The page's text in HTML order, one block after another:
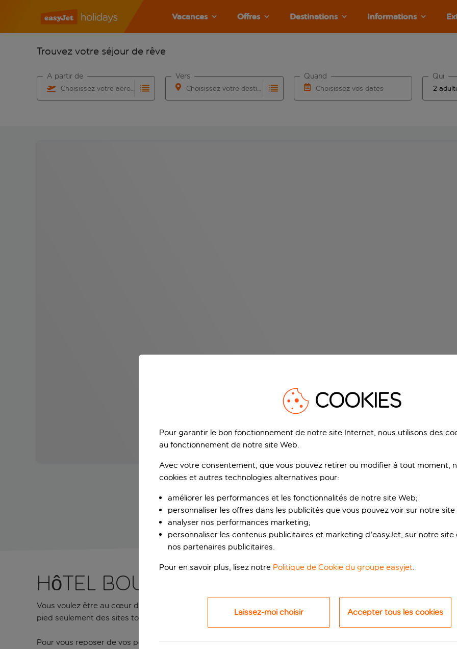
Vacances Offres Destinations Informations
Trouvez votre séjour de rêve
Choisissez votre aéroport
À partir de
Choisissez votre destination
Vers
Choisissez vos dates
Quand Qui
Hôtel boutique au cœur de Bruxelles
Vous voulez être au cœur de l’action ? Cet hôtel boutique est fait pour vous. Niché au centre de Bruxelles, il est
pied seulement des sites touristiques les plus emblématiques : la Grand-Place protégée par L’UNESCO et l’unique
Pour vous reposer de vos pérégrinations, les chambres confortables de l’hôtel invitent à la détente. Modernes
COOKIES
Pour garantir le bon fonctionnement de notre site Internet, nous utilisons des
au fonctionnement de notre site Web.
Avec votre consentement, que vous pouvez retirer ou modifier à tout moment,
cookies et autres technologies alternatives pour:
améliorer les performances et les fonctionnalités de notre site Web;
personnaliser les offres dans les publicités que vous pouvez voir sur notre site
analyser nos performances marketing;
personnaliser les contenus publicitaires et marketing d'easyJet, sur notre site
nos partenaires publicitaires.
Pour en savoir plus, lisez notre Politique de Cookie du groupe easyjet
Laissez-moi choisir Accepter tous les cookies